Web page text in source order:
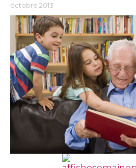
octobre 2013